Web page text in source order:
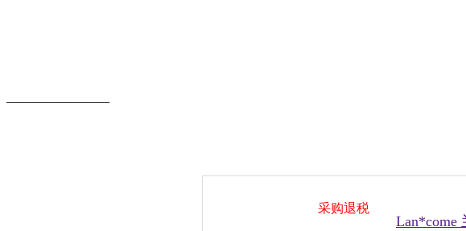
————————
采购退税
Lan*come